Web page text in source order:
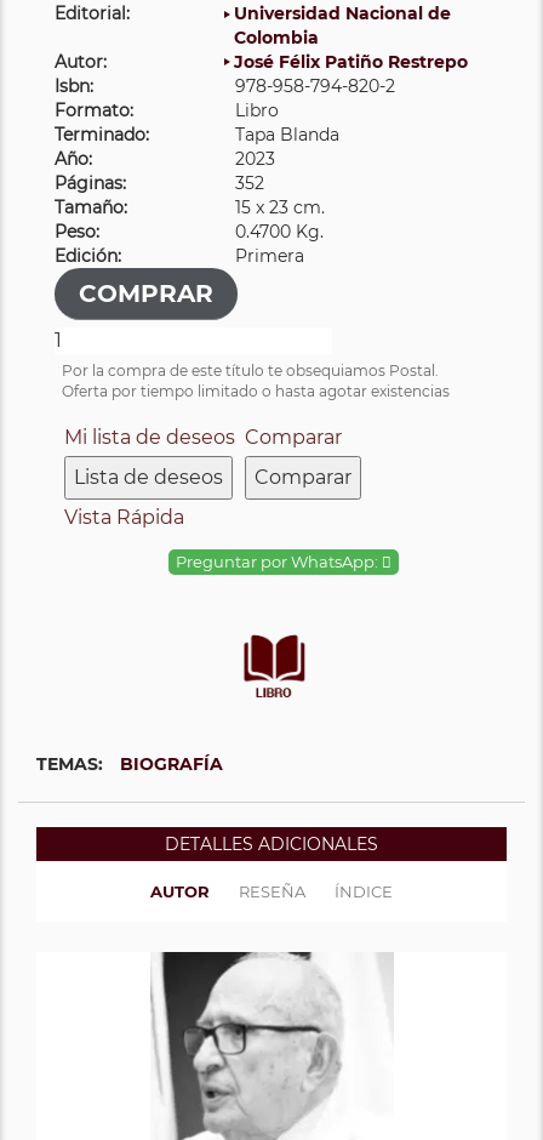
Editorial:
Universidad Nacional de
Colombia
Autor:
José Félix Patiño Restrepo
Isbn:
978-958-794-820-2
Formato:
Libro
Terminado:
Tapa Blanda
Año:
2023
Páginas:
352
Tamaño:
15 x 23 cm.
Peso:
0.4700 Kg.
Edición:
Primera
Por la compra de este título te obsequiamos Postal.
Oferta por tiempo limitado o hasta agotar existencias
Mi lista de deseos
Lista de deseos
Comparar
Comparar
Vista Rápida
Preguntar por WhatsApp:
TEMAS: BIOGRAFÍA
DETALLES ADICIONALES
AUTOR RESEÑA ÍNDICE